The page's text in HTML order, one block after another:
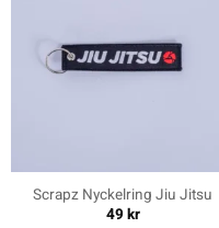
Scrapz Nyckelring Jiu Jitsu
49kr